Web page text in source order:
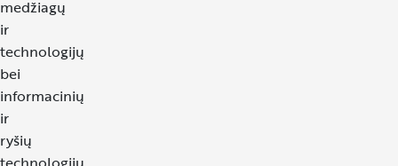
medžiagų
ir
technologijų
bei
informacinių
ir
ryšių